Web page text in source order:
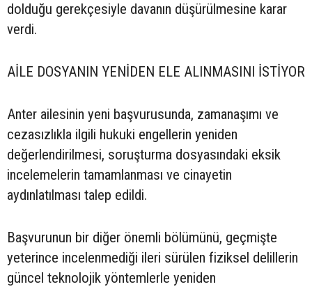
dolduğu gerekçesiyle davanın düşürülmesine karar
verdi.
AİLE DOSYANIN YENİDEN ELE ALINMASINI İSTİYOR
Anter ailesinin yeni başvurusunda, zamanaşımı ve
cezasızlıkla ilgili hukuki engellerin yeniden
değerlendirilmesi, soruşturma dosyasındaki eksik
incelemelerin tamamlanması ve cinayetin
aydınlatılması talep edildi.
Başvurunun bir diğer önemli bölümünü, geçmişte
yeterince incelenmediği ileri sürülen fiziksel delillerin
güncel teknolojik yöntemlerle yeniden